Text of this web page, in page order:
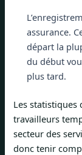
assurance.
départ la
du début
plus tard.
Les
travailleurs
secteur des
donc tenir